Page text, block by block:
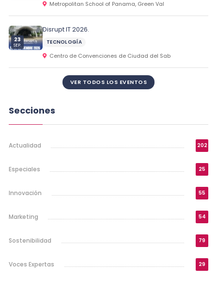
Metropolitan School of Panama, Green Val
23
SEP.
Disrupt IT 2026.
TECNOLOGÍA
Centro de Convenciones de Ciudad del Sab
VER TODOS LOS EVENTOS
Secciones
Actualidad 202
Especiales 25
Innovación 55
Marketing 54
Sostenibilidad 79
Voces Expertas 29